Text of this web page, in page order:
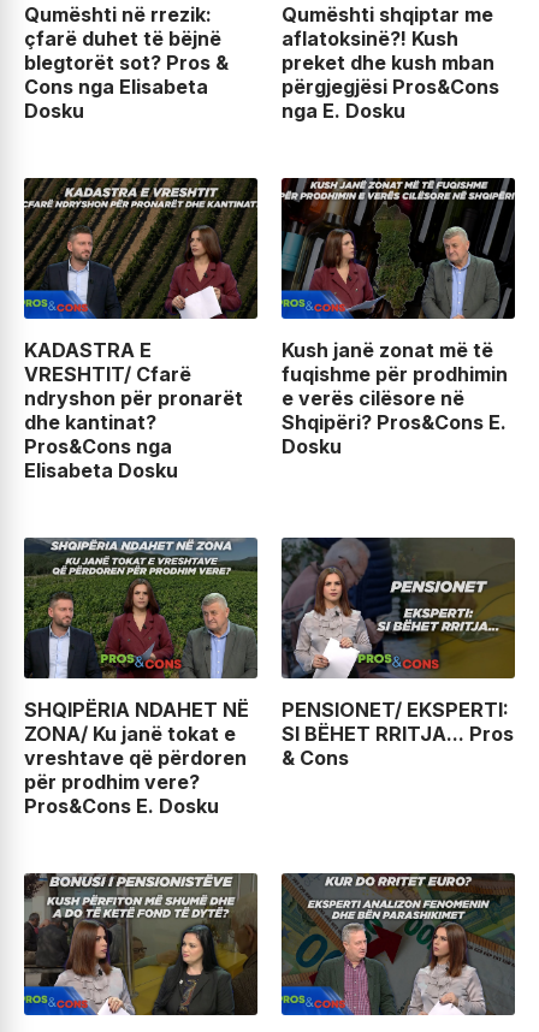
Qumështi në rrezik:
çfarë duhet të bëjnë
blegtorët sot? Pros &
Cons nga Elisabeta
Dosku
Qumështi shqiptar me
aflatoksinë?! Kush
preket dhe kush mban
përgjegjësi Pros&Cons
nga E. Dosku
KADASTRA E
VRESHTIT/ Cfarë
ndryshon për pronarët
dhe kantinat?
Pros&Cons nga
Elisabeta Dosku
Kush janë zonat më të
fuqishme për prodhimin
e verës cilësore në
Shqipëri? Pros&Cons E.
Dosku
SHQIPËRIA NDAHET NË
ZONA/ Ku janë tokat e
vreshtave që përdoren
për prodhim vere?
Pros&Cons E. Dosku
PENSIONET/ EKSPERTI:
SI BËHET RRITJA... Pros
& Cons